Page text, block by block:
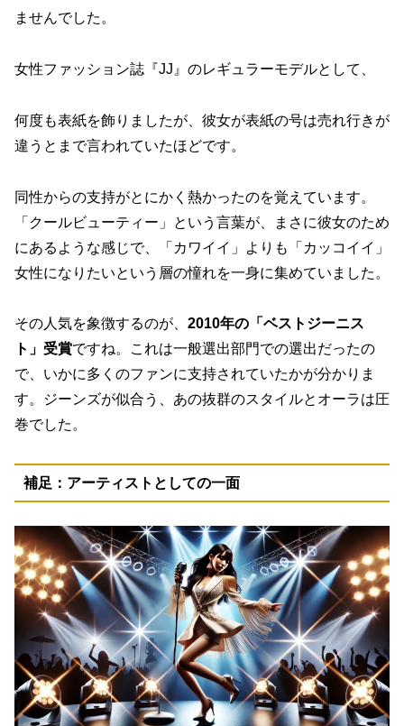
ませんでした。
女性ファッション誌『JJ』のレギュラーモデルとして、
何度も表紙を飾りましたが、彼女が表紙の号は売れ行きが
違うとまで言われていたほどです。
同性からの支持がとにかく熱かったのを覚えています。
「クールビューティー」という言葉が、まさに彼女のため
にあるような感じで、
「カワイイ」よりも「カッコイイ」
女性になりたいという層の憧れを一身に集めていました。
その人気を象徴するのが、 2010年の「ベストジーニス
ト」受賞ですね。これは一般選出部門での選出だったの
で、いかに多くのファンに支持されていたかが分かりま
す。ジーンズが似合う、あの抜群のスタイルとオーラは圧
巻でした。
補足：アーティストとしての一面